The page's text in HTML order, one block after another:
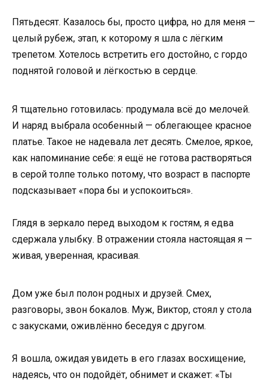
Пятьдесят. Казалось бы, просто цифра, но для меня —
целый рубеж, этап, к которому я шла с лёгким
трепетом. Хотелось встретить его достойно, с гордо
поднятой головой и лёгкостью в сердце.
Я тщательно готовилась: продумала всё до мелочей.
И наряд выбрала особенный — облегающее красное
платье. Такое не надевала лет десять. Смелое, яркое,
как напоминание себе: я ещё не готова растворяться
в серой толпе только потому, что возраст в паспорте
подсказывает «пора бы и успокоиться».
Глядя в зеркало перед выходом к гостям, я едва
сдержала улыбку. В отражении стояла настоящая я —
живая, уверенная, красивая.
Дом уже был полон родных и друзей. Смех,
разговоры, звон бокалов. Муж, Виктор, стоял у стола
с закусками, оживлённо беседуя с другом.
Я вошла, ожидая увидеть в его глазах восхищение,
надеясь, что он подойдёт, обнимет и скажет: «Ты